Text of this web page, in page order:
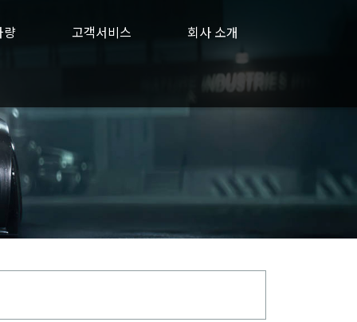
량 고객서비스 회사 소개